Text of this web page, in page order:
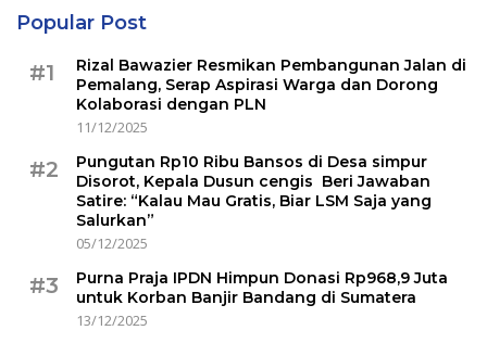
Popular Post
#1
Rizal Bawazier Resmikan Pembangunan Jalan di
Pemalang, Serap Aspirasi Warga dan Dorong
Kolaborasi dengan PLN
11/12/2025
#2
Pungutan Rp10 Ribu Bansos di Desa simpur
Disorot, Kepala Dusun cengis Beri Jawaban
Satire: “Kalau Mau Gratis, Biar LSM Saja yang
Salurkan”
05/12/2025
#3
Purna Praja IPDN Himpun Donasi Rp968,9 Juta
untuk Korban Banjir Bandang di Sumatera
13/12/2025